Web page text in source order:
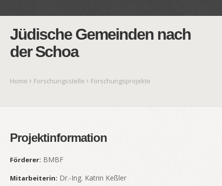
Jüdische Gemeinden nach
der Schoa
Home Forschungsstelle Forschungsprojekte
Projektinformation
Förderer: BMBF
Mitarbeiterin: Dr.-Ing. Katrin Keßler